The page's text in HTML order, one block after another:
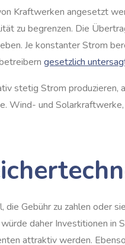
Kraftwerken angesetzt
zu begrenzen. Die
Je konstanter Strom
gesetzlich
stetig Strom
Wind- und
Gebühr zu zahlen oder
daher Investitionen
attraktiv werden.